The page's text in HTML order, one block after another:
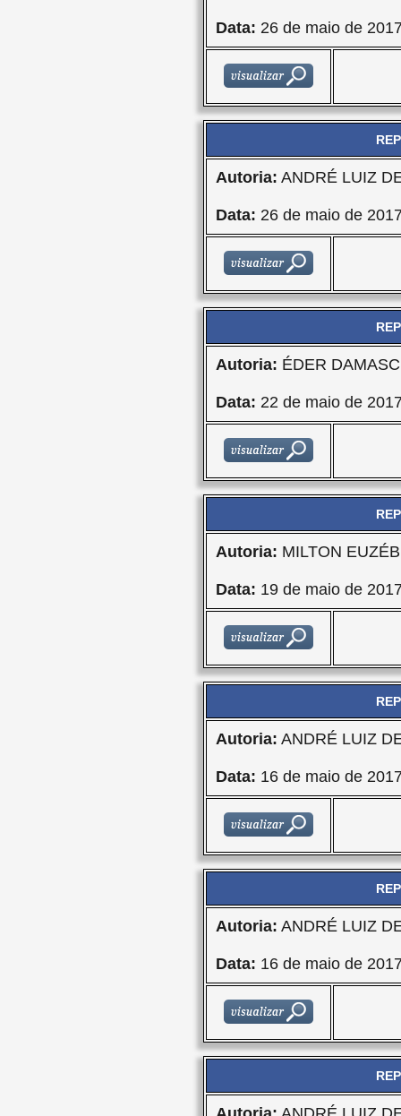
Data: 26 de maio de
Autoria: ANDRÉ LUIZ
Data: 26 de maio de
Autoria: ÉDER
Data: 22 de maio de
Autoria: MILTON
Data: 19 de maio de
Autoria: ANDRÉ LUIZ
Data: 16 de maio de
Autoria: ANDRÉ LUIZ
Data: 16 de maio de